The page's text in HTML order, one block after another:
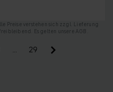
Preise verstehen sich zzgl. Lieferung
Es gelten unsere AGB.
… 29